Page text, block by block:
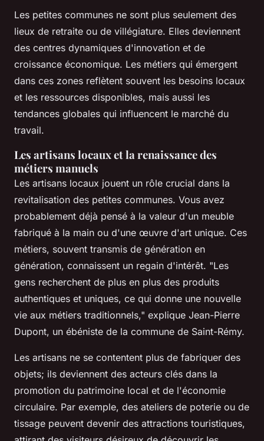
Les petites communes ne sont plus seulement des
lieux de retraite ou de villégiature. Elles deviennent
des centres dynamiques d'innovation et de
croissance économique. Les métiers qui émergent
dans ces zones reflètent souvent les besoins locaux
et les ressources disponibles, mais aussi les
tendances globales qui influencent le marché du
travail.
Les artisans locaux et la renaissance des
métiers manuels
Les artisans locaux jouent un rôle crucial dans la
revitalisation des petites communes. Vous avez
probablement déjà pensé à la valeur d'un meuble
fabriqué à la main ou d'une œuvre d'art unique. Ces
métiers, souvent transmis de génération en
génération, connaissent un regain d'intérêt. "Les
gens recherchent de plus en plus des produits
authentiques et uniques, ce qui donne une nouvelle
vie aux métiers traditionnels," explique Jean-Pierre
Dupont, un ébéniste de la commune de Saint-Rémy.
Les artisans ne se contentent plus de fabriquer des
objets; ils deviennent des acteurs clés dans la
promotion du patrimoine local et de l'économie
circulaire. Par exemple, des ateliers de poterie ou de
tissage peuvent devenir des attractions touristiques,